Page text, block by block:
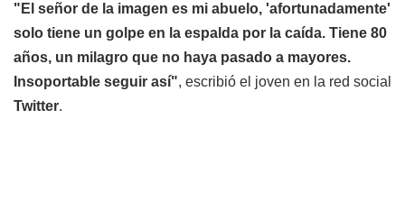
"El señor de la imagen es mi abuelo, 'afortunadamente'
solo tiene un golpe en la espalda por la caída. Tiene 80
años, un milagro que no haya pasado a mayores.
Insoportable seguir así", escribió el joven en la red social
Twitter.